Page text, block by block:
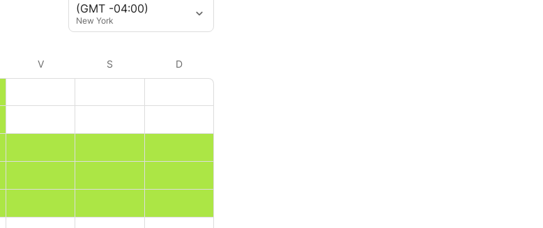
(GMT -04:00)
New York
V S D